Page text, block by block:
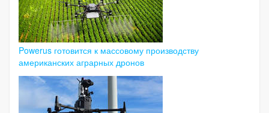
Powerus готовится к массовому производству
американских аграрных дронов